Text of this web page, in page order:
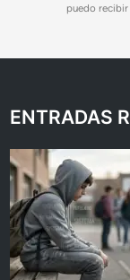
puedo recibir
ENTRADAS